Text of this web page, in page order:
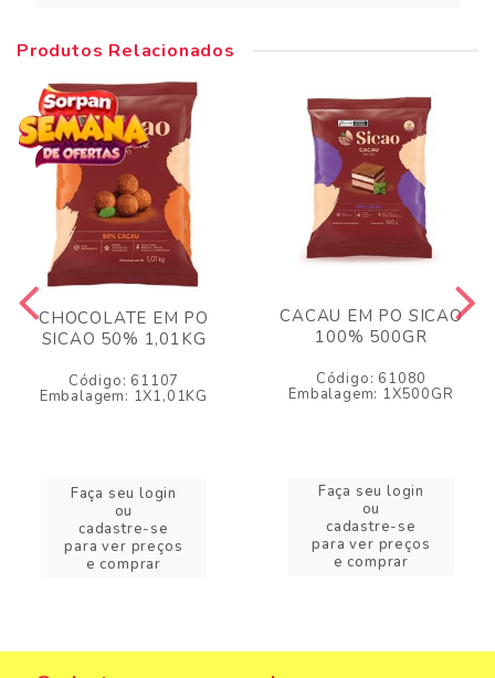
Produtos Relacionados
CHOCOLATE EM PO
SICAO 50% 1,01KG
Código: 61107
Embalagem: 1X1,01KG
Faça seu login
ou
cadastre-se
para ver preços
e comprar
CACAU EM PO SICAO
100% 500GR
Código: 61080
Embalagem: 1X500GR
Faça seu login
ou
cadastre-se
para ver preços
e comprar